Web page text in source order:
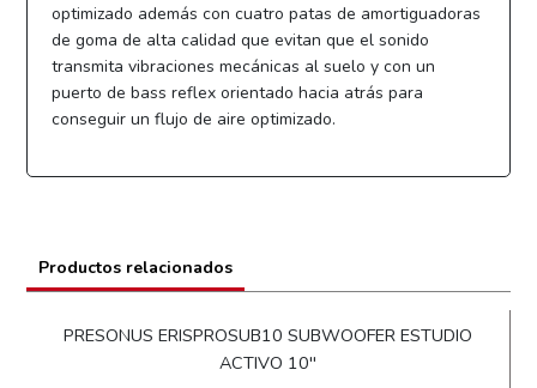
optimizado además con cuatro patas de amortiguadoras
de goma de alta calidad que evitan que el sonido
transmita vibraciones mecánicas al suelo y con un
puerto de bass reflex orientado hacia atrás para
conseguir un flujo de aire optimizado.
Productos relacionados
PRESONUS ERISPROSUB10 SUBWOOFER ESTUDIO
ACTIVO 10''